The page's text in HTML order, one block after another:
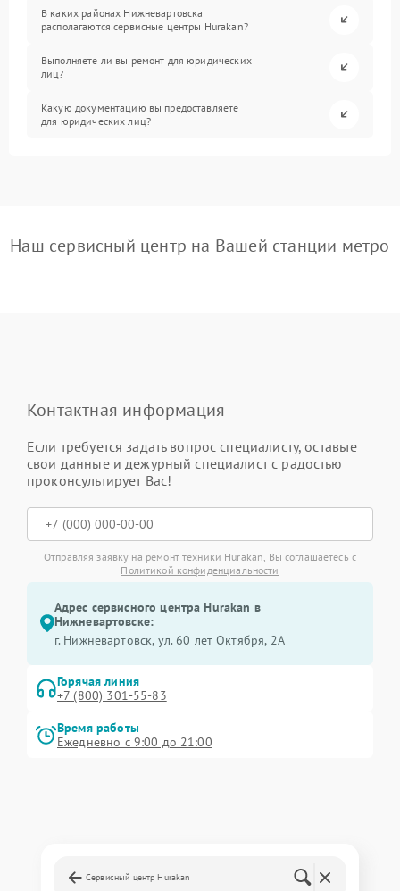
В каких районах Нижневартовска
располагаются сервисные центры Hurakan?
Выполняете ли вы ремонт для юридических
лиц?
Какую документацию вы предоставляете
для юридических лиц?
Наш сервисный центр на Вашей станции метро
Контактная информация
Если требуется задать вопрос специалисту, оставьте
свои данные и дежурный специалист с радостью
проконсультирует Вас!
Отправляя заявку на ремонт техники Hurakan, Вы соглашаетесь с
Политикой конфиденциальности
Адрес сервисного центра Hurakan в
Нижневартовске:
г. Нижневартовск, ул. 60 лет Октября, 2А
Горячая линия
+7 (800) 301-55-83
Время работы
Ежедневно с 9:00 до 21:00
Сервисный центр Hurakan